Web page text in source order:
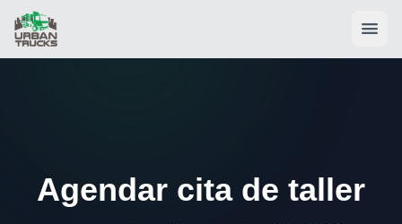
Agendar cita de taller